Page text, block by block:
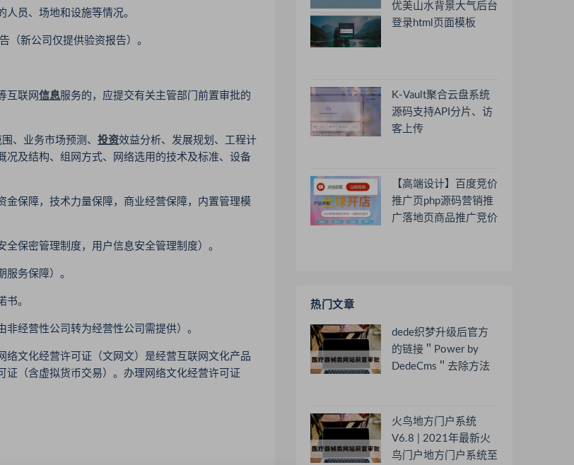
员、场地和设施等情况。
新公司仅提供验资报告）。
互联网 信息服务的，应提交有关主管部门前置审批的
、业务市场预测、 投资效益分析、发展规划、工程计
及结构、组网方式、网络选用的技术及标准、设备
保障，技术力量保障，商业经营保障，内置管理模
保密管理制度，用户信息安全管理制度）。
务保障）。
。
经营性公司转为经营性公司需提供）。
文化经营许可证（文网文）是经营互联网文化产品
证（含虚拟货币交易）。办理网络文化经营许可证
优美山水背景大气后台
登录html页面模板
K-Vault聚合云盘系统
源码支持API分片、访
客上传
【高端设计】百度竞价
推广页php源码营销推
广落地页商品推广竞价
热门文章
dede织梦升级后官方
的链接＂Power by
DedeCms＂去除方法
火鸟地方门户系统
V6.8 | 2021年最新火
鸟门户地方门户系统至